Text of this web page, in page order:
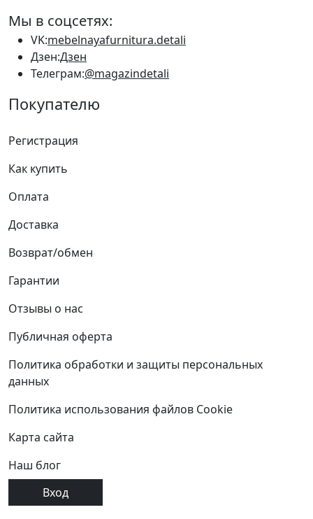
Мы в соцсетях:
VK:mebelnayafurnitura.detali
Дзен:Дзен
Телеграм:@magazindetali
Покупателю
Регистрация
Как купить
Оплата
Доставка
Возврат/обмен
Гарантии
Отзывы о нас
Публичная оферта
Политика обработки и защиты персональных
данных
Политика использования файлов Cookie
Карта сайта
Наш блог
Вход